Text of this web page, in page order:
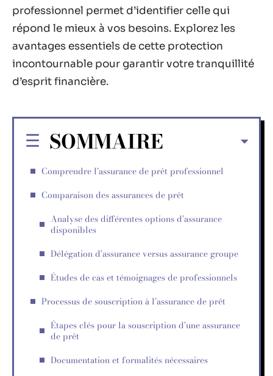
professionnel permet d’identifier celle qui
répond le mieux à vos besoins. Explorez les
avantages essentiels de cette protection
incontournable pour garantir votre tranquillité
d’esprit financière.
SOMMAIRE
Comprendre l’assurance de prêt professionnel
Comparaison des assurances de prêt
Analyse des différentes options d’assurance
disponibles
Délégation d’assurance versus assurance groupe
Études de cas et témoignages de professionnels
Processus de souscription à l’assurance de prêt
Étapes clés pour la souscription d’une assurance
de prêt
Documentation et formalités nécessaires